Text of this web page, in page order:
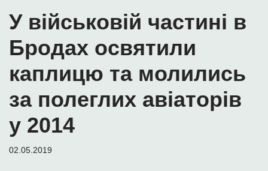
У військовій частині в
Бродах освятили
каплицю та молились
за полеглих авіаторів
у 2014
02.05.2019